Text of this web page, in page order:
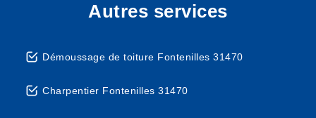
Autres services
Démoussage de toiture Fontenilles 31470
Charpentier Fontenilles 31470